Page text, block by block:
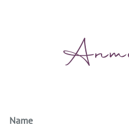
Name